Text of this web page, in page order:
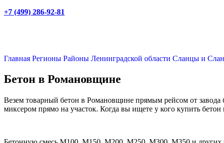
+7 (499) 286-92-81
Главная Регионы Районы Ленинградской области Сланцы и
Бетон в Романовщине
Везем товарный бетон в Романовщине прямым рейсом от завода
миксером прямо на участок. Когда вы ищете у кого купить